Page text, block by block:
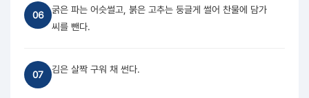
06
굵은 파는 어슷썰고, 붉은 고추는 둥글게 썰어 찬물에 담가
씨를 뺀다.
07 김은 살짝 구워 채 썬다.